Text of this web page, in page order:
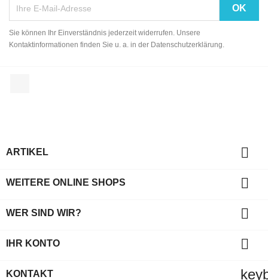
Sie können Ihr Einverständnis jederzeit widerrufen. Unsere
Kontaktinformationen finden Sie u. a. in der Datenschutzerklärung.
ARTIKEL 
WEITERE ONLINE SHOPS 
WER SIND WIR? 
IHR KONTO 
KONTAKT